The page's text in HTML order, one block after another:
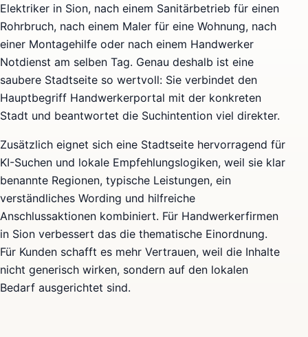
Elektriker in Sion, nach einem Sanitärbetrieb für einen
Rohrbruch, nach einem Maler für eine Wohnung, nach
einer Montagehilfe oder nach einem Handwerker
Notdienst am selben Tag. Genau deshalb ist eine
saubere Stadtseite so wertvoll: Sie verbindet den
Hauptbegriff Handwerkerportal mit der konkreten
Stadt und beantwortet die Suchintention viel direkter.
Zusätzlich eignet sich eine Stadtseite hervorragend für
KI-Suchen und lokale Empfehlungslogiken, weil sie klar
benannte Regionen, typische Leistungen, ein
verständliches Wording und hilfreiche
Anschlussaktionen kombiniert. Für Handwerkerfirmen
in Sion verbessert das die thematische Einordnung.
Für Kunden schafft es mehr Vertrauen, weil die Inhalte
nicht generisch wirken, sondern auf den lokalen
Bedarf ausgerichtet sind.